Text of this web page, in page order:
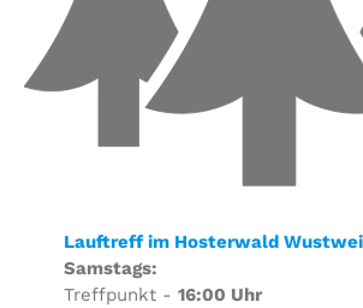
Lauftreff im Hosterwald
Samstags:
Treffpunkt - 16:00 Uhr